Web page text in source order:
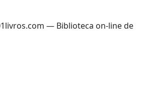
— Biblioteca on-line de